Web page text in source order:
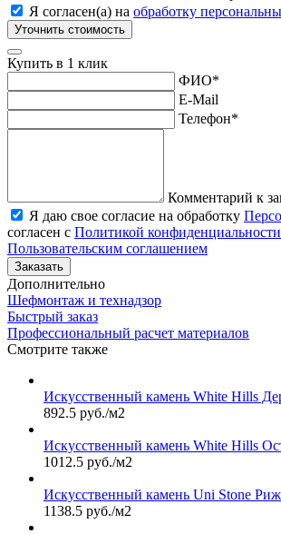
Я согласен(а) на обработку
Уточнить стоимость
Купить в 1 клик
ФИО*
E-Mail
Телефон*
Комментарий к
Я даю свое согласие на обработку
согласен с Политикой конфиденциальности
Пользовательским соглашением
Заказать
Дополнительно
Шефмонтаж и технадзор
Быстрый заказ
Профессиональный расчет материалов
Смотрите также
Искусственный камень White Hills
892.5 руб./м2
Искусственный камень White Hills
1012.5 руб./м2
Искусственный камень Uni Stone
1138.5 руб./м2